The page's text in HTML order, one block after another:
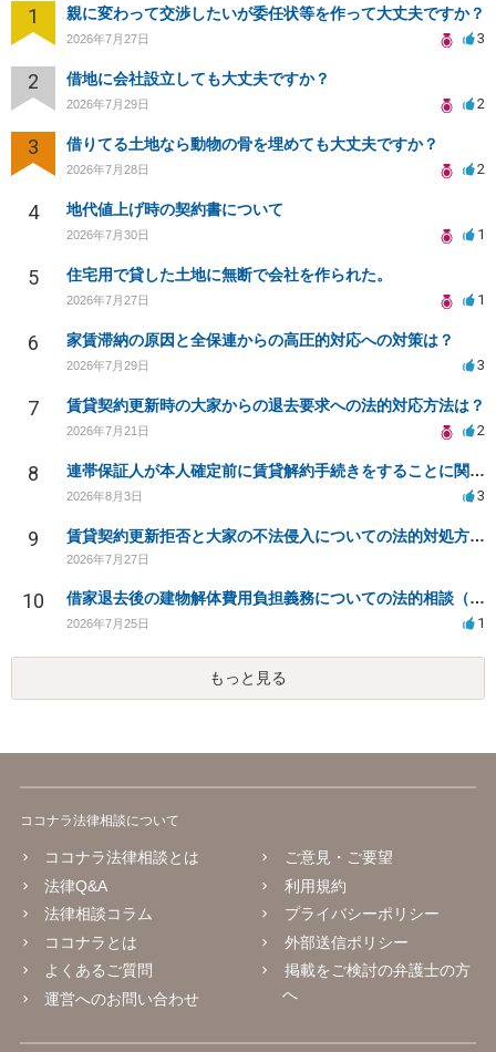
1 親に変わって交渉したいが委任状等を作って大丈夫ですか？
2026年7月27日 3
2 借地に会社設立しても大丈夫ですか？
2026年7月29日 2
3 借りてる土地なら動物の骨を埋めても大丈夫ですか？
2026年7月28日 2
4 地代値上げ時の契約書について
2026年7月30日 1
5 住宅用で貸した土地に無断で会社を作られた。
2026年7月27日 1
6 家賃滞納の原因と全保連からの高圧的対応への対策は？
2026年7月29日 3
7 賃貸契約更新時の大家からの退去要求への法的対応方法は？
2026年7月21日 2
8 連帯保証人が本人確定前に賃貸解約手続きをすることに関して
2026年8月3日 3
9 賃貸契約更新拒否と大家の不法侵入についての法的対処方法は？
2026年7月27日
10 借家退去後の建物解体費用負担義務についての法的相談（補足説明修正）
2026年7月25日 1
もっと見る
ココナラ法律相談について
ココナラ法律相談とは
法律Q&A
法律相談コラム
ココナラとは
よくあるご質問
運営へのお問い合わせ
ご意見・ご要望
利用規約
プライバシーポリシー
外部送信ポリシー
掲載をご検討の弁護士の方
へ